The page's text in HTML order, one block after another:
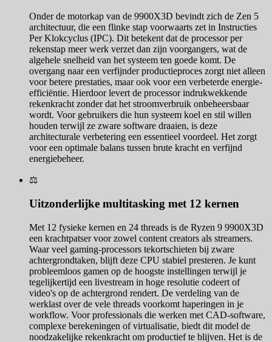
Onder de motorkap van de 9900X3D bevindt zich de Zen 5
architectuur, die een flinke stap voorwaarts zet in Instructies
Per Klokcyclus (IPC). Dit betekent dat de processor per
rekenstap meer werk verzet dan zijn voorgangers, wat de
algehele snelheid van het systeem ten goede komt. De
overgang naar een verfijnder productieproces zorgt niet alleen
voor betere prestaties, maar ook voor een verbeterde energie-
efficiëntie. Hierdoor levert de processor indrukwekkende
rekenkracht zonder dat het stroomverbruik onbeheersbaar
wordt. Voor gebruikers die hun systeem koel en stil willen
houden terwijl ze zware software draaien, is deze
architecturale verbetering een essentieel voordeel. Het zorgt
voor een optimale balans tussen brute kracht en verfijnd
energiebeheer.
⚖️
Uitzonderlijke multitasking met 12 kernen
Met 12 fysieke kernen en 24 threads is de Ryzen 9 9900X3D
een krachtpatser voor zowel content creators als streamers.
Waar veel gaming-processors tekortschieten bij zware
achtergrondtaken, blijft deze CPU stabiel presteren. Je kunt
probleemloos gamen op de hoogste instellingen terwijl je
tegelijkertijd een livestream in hoge resolutie codeert of
video's op de achtergrond rendert. De verdeling van de
werklast over de vele threads voorkomt haperingen in je
workflow. Voor professionals die werken met CAD-software,
complexe berekeningen of virtualisatie, biedt dit model de
noodzakelijke rekenkracht om productief te blijven. Het is de